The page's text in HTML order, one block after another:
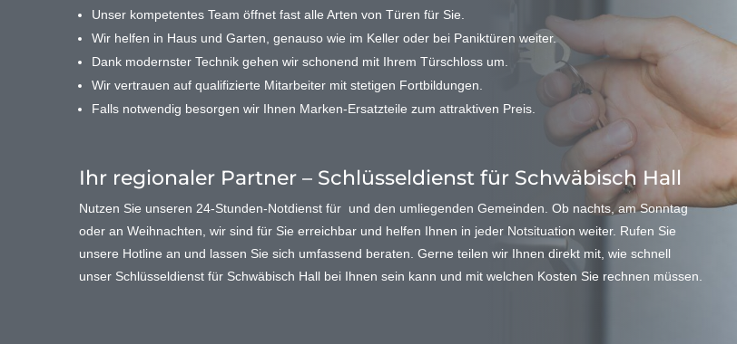
Unser kompetentes Team öffnet fast alle Arten von Türen für Sie.
Wir helfen in Haus und Garten, genauso wie im Keller oder bei Paniktüren weiter.
Dank modernster Technik gehen wir schonend mit Ihrem Türschloss um.
Wir vertrauen auf qualifizierte Mitarbeiter mit stetigen Fortbildungen.
Falls notwendig besorgen wir Ihnen Marken-Ersatzteile zum attraktiven Preis.
Ihr regionaler Partner – Schlüsseldienst für Schwäbisch Hall
Nutzen Sie unseren 24-Stunden-Notdienst für und den umliegenden Gemeinden. Ob nachts, am Sonntag
oder an Weihnachten, wir sind für Sie erreichbar und helfen Ihnen in jeder Notsituation weiter. Rufen Sie
unsere Hotline an und lassen Sie sich umfassend beraten. Gerne teilen wir Ihnen direkt mit, wie schnell
unser Schlüsseldienst für Schwäbisch Hall bei Ihnen sein kann und mit welchen Kosten Sie rechnen müssen.